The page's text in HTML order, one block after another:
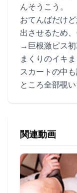
んそうこう。
おてんばだけ
出させるため
→巨根激ピス
まくりのイキま
スカートの中
ところ全部覗い
関連動画